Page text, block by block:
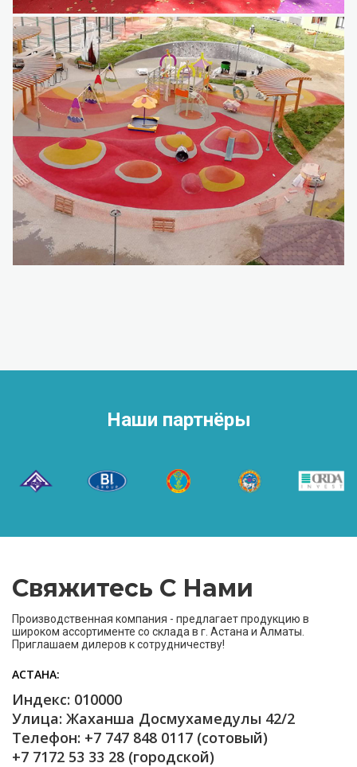
Детский игровой комплекс
Наши партнёры
Свяжитесь С Нами
Производственная компания - предлагает продукцию в
широком ассортименте со склада в г. Астана и Алматы.
Приглашаем дилеров к сотрудничеству!
АСТАНА
Индекс: 010000
Улица: Жаханша Досмухамедулы 42/2
Телефон: +7 747 848 0117 (сотовый)
+7 7172 53 33 28 (городской)